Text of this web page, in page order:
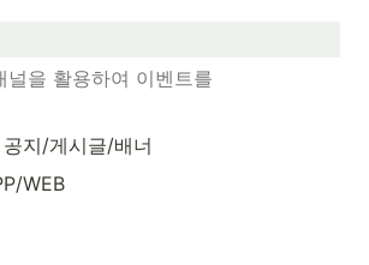
널을 활용하여 이벤트를
지/게시글/배너
WEB